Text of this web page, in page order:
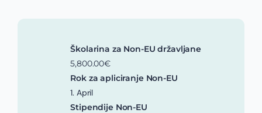
Školarina za Non-EU državljane
5,800.00€
Rok za apliciranje Non-EU
1. April
Stipendije Non-EU